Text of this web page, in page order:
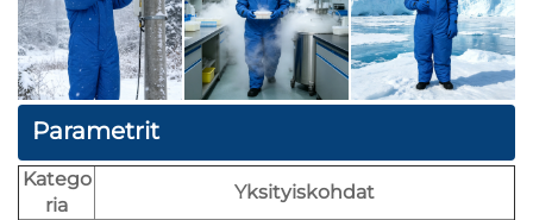
Parametrit
Katego
ria
Yksityiskohdat